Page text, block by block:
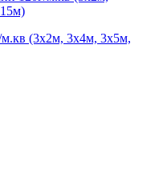
(3х2м, 3х4м, 3х5м,